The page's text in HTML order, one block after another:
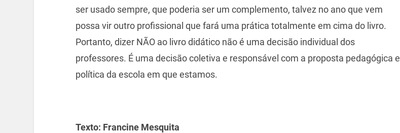
ser usado sempre, que poderia ser um complemento, talvez no ano que vem
possa vir outro profissional que fará uma prática totalmente em cima do livro.
Portanto, dizer NÃO ao livro didático não é uma decisão individual dos
professores. É uma decisão coletiva e responsável com a proposta pedagógica e
política da escola em que estamos.
Texto: Francine Mesquita